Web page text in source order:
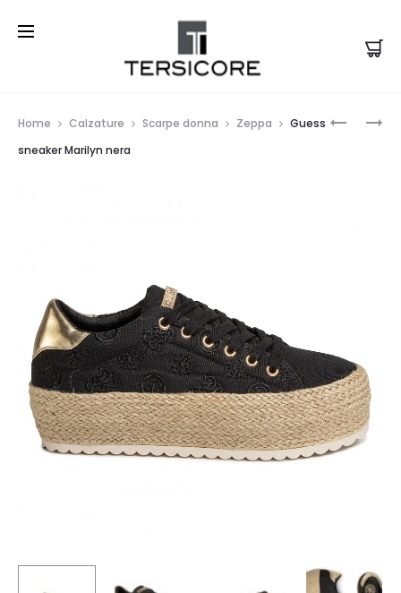
GUESS
Home Calzature Scarpe donna Zeppa
Guess
sneaker Marilyn nera